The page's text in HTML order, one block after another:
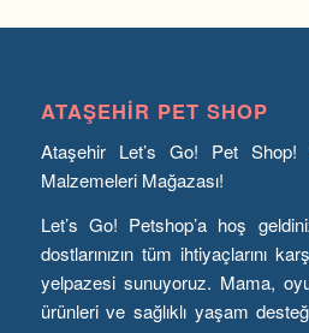
ATAŞEHIR PET SHOP
Ataşehir Let’s Go! Pet
Malzemeleri Mağazası!
Let’s Go! Petshop’a hoş
dostlarınızın tüm ihtiyaçlarını
yelpazesi sunuyoruz. Mama,
ürünleri ve sağlıklı yaşam